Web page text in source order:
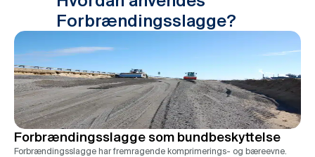
Forbrændingsslagge?
Forbrændingsslagge som bundbeskyttelse
Forbrændingsslagge har fremragende komprimerings- og bæreevne.